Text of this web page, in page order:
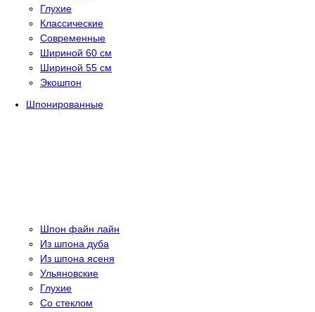
Глухие
Классические
Современные
Шириной 60 см
Шириной 55 см
Экошпон
Шпонированные
Шпон файн лайн
Из шпона дуба
Из шпона ясеня
Ульяновские
Глухие
Со стеклом